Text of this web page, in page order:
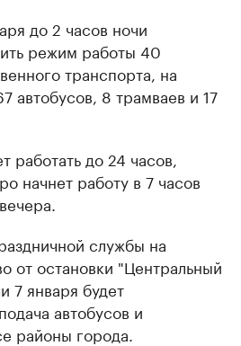
до 2 часов ночи
режим работы 40
транспорта, на
автобусов, 8 трамваев и 17
работать до 24 часов,
начнет работу в 7 часов
службы на
от остановки "Центральный
7 января будет
автобусов и
районы города.